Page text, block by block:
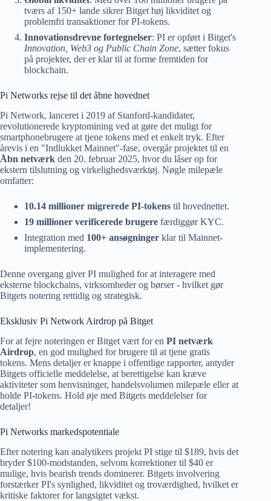
tværs af 150+ lande sikrer Bitget høj likviditet og
problemfri transaktioner for PI-tokens.
Innovationsdrevne fortegnelser: PI er opført i Bitget's
Innovation, Web3 og Public Chain Zone, sætter fokus
på projekter, der er klar til at forme fremtiden for
blockchain.
Pi Networks rejse til det åbne hovednet
Pi Network, lanceret i 2019 af Stanford-kandidater,
revolutionerede kryptomining ved at gøre det muligt for
smartphonebrugere at tjene tokens med et enkelt tryk. Efter
årevis i en "Indlukket Mainnet"-fase, overgår projektet til en
Åbn netværk den 20. februar 2025, hvor du låser op for
ekstern tilslutning og virkelighedsværktøj. Nøgle milepæle
omfatter:
10.14 millioner migrerede PI-tokens til hovednettet.
19 millioner verificerede brugere færdiggør KYC.
Integration med 100+ ansøgninger klar til Mainnet-
implementering.
Denne overgang giver PI mulighed for at interagere med
eksterne blockchains, virksomheder og børser - hvilket gør
Bitgets notering rettidig og strategisk.
Eksklusiv Pi Network Airdrop på Bitget
For at fejre noteringen er Bitget vært for en PI netværk
Airdrop, en god mulighed for brugere til at tjene gratis
tokens. Mens detaljer er knappe i offentlige rapporter, antyder
Bitgets officielle meddelelse, at berettigelse kan kræve
aktiviteter som henvisninger, handelsvolumen milepæle eller at
holde PI-tokens. Hold øje med Bitgets meddelelser for
detaljer!
Pi Networks markedspotentiale
Efter notering kan analytikers projekt PI stige til $189, hvis det
bryder $100-modstanden, selvom korrektioner til $40 er
mulige, hvis bearish trends dominerer. Bitgets involvering
forstærker PI's synlighed, likviditet og troværdighed, hvilket er
kritiske faktorer for langsigtet vækst.